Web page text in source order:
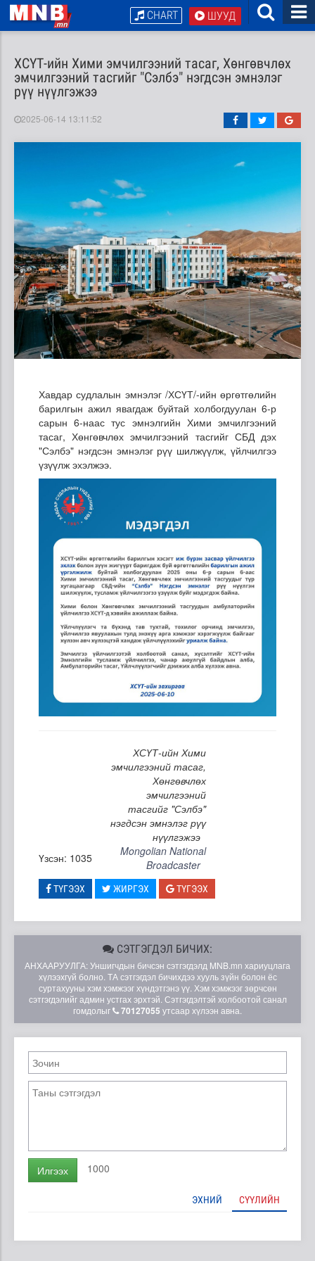
ШУУД
CHART
ХСҮТ-ийн Хими эмчилгээний тасаг, Хөнгөвчлөх
эмчилгээний тасгийг "Сэлбэ" нэгдсэн эмнэлэг
рүү нүүлгэжээ
2025-06-14 13:11:52
Хавдар судлалын эмнэлэг /ХСҮТ/-ийн өргөтгөлийн
барилгын ажил явагдаж буйтай холбогдуулан 6-р
сарын 6-наас тус эмнэлгийн Хими эмчилгээний
тасаг, Хөнгөвчлөх эмчилгээний тасгийг СБД дэх
"Сэлбэ" нэгдсэн эмнэлэг рүү шилжүүлж, үйлчилгээ
үзүүлж эхэлжээ.
ХСҮТ-ийн Хими
эмчилгээний тасаг,
Хөнгөвчлөх
эмчилгээний
тасгийг "Сэлбэ"
нэгдсэн эмнэлэг рүү
нүүлгэжээ
Үзсэн: 1035
Mongolian National
Broadcaster
ТҮГЭЭХ ЖИРГЭХ ТҮГЭЭХ
СЭТГЭГДЭЛ БИЧИХ:
АНХААРУУЛГА: Уншигчдын бичсэн сэтгэгдэлд MNB.mn хариуцлага
хүлээхгүй болно. ТА сэтгэгдэл бичихдээ хууль зүйн болон ёс
суртахууны хэм хэмжээг хүндэтгэнэ үү. Хэм хэмжээг зөрчсөн
сэтгэгдэлийг админ устгах эрхтэй. Сэтгэгдэлтэй холбоотой санал
гомдолыг
70127055 утсаар хүлээн авна.
Илгээх 1000
ЭХНИЙ СҮҮЛИЙН